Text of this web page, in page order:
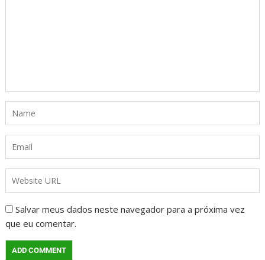
Salvar meus dados neste navegador para a próxima vez
que eu comentar.